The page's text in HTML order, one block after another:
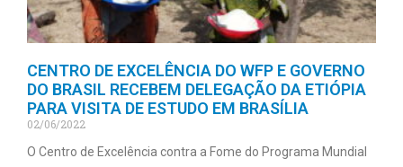
CENTRO DE EXCELÊNCIA DO WFP E GOVERNO
DO BRASIL RECEBEM DELEGAÇÃO DA ETIÓPIA
PARA VISITA DE ESTUDO EM BRASÍLIA
02/06/2022
O Centro de Excelência contra a Fome do Programa Mundial